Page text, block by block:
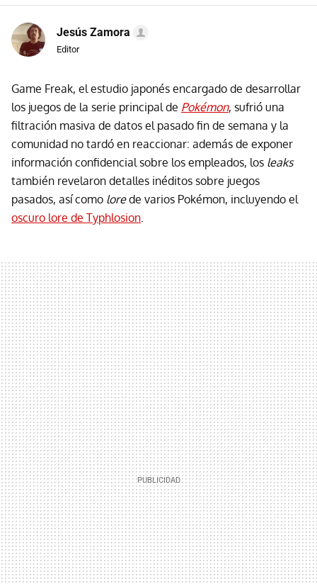
Jesús Zamora
Editor
Game Freak, el estudio japonés encargado de desarrollar
los juegos de la serie principal de Pokémon, sufrió una
filtración masiva de datos el pasado fin de semana y la
comunidad no tardó en reaccionar: además de exponer
información confidencial sobre los empleados, los leaks
también revelaron detalles inéditos sobre juegos
pasados, así como lorede varios Pokémon, incluyendo el
oscuro lore de Typhlosion.